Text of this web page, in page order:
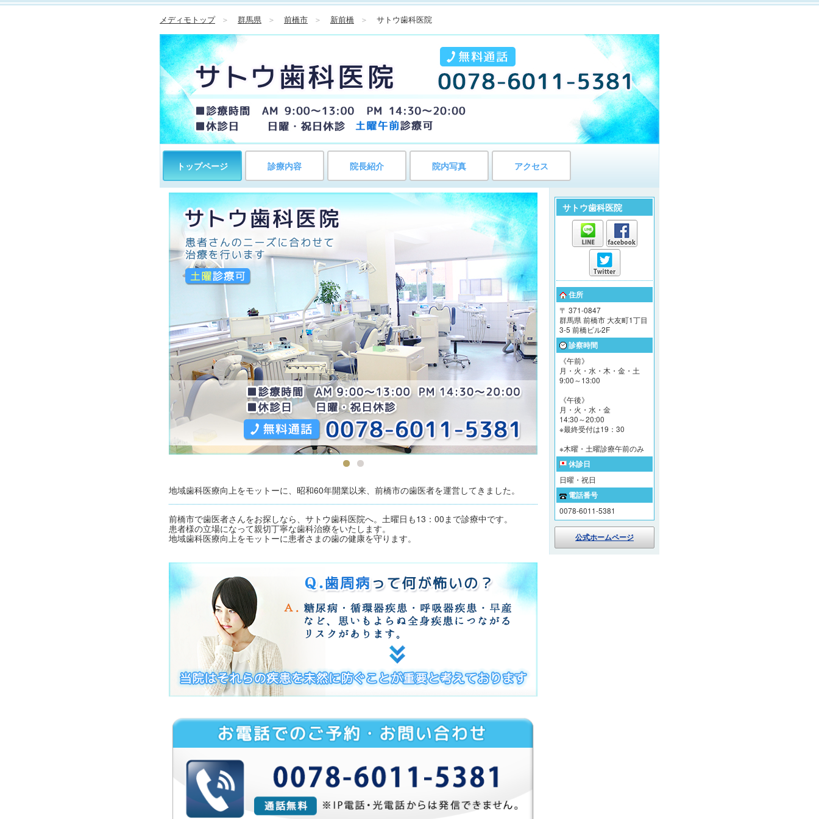
メディモトップ ＞ 群馬県 ＞ 前橋市 ＞ 新前橋 ＞ サトウ歯科医院
トップページ 診療内容 院長紹介 院内写真 アクセス
地域歯科医療向上をモットーに、昭和60年開業以来、前橋市の歯医者を運営してきました。
前橋市で歯医者さんをお探しなら、サトウ歯科医院へ。土曜日も13：00まで診療中です。
患者様の立場になって親切丁寧な歯科治療をいたします。
地域歯科医療向上をモットーに患者さまの歯の健康を守ります。
サトウ歯科医院
住所
〒 371-0847
群馬県 前橋市 大友町1丁目
3-5 前橋ビル2F
診察時間
《午前》
月・火・水・木・金・土
9:00～13:00
《午後》
月・火・水・金
14:30～20:00
※最終受付は19：30
※木曜・土曜診療午前のみ
休診日
日曜・祝日
電話番号
0078-6011-5381
公式ホームページ